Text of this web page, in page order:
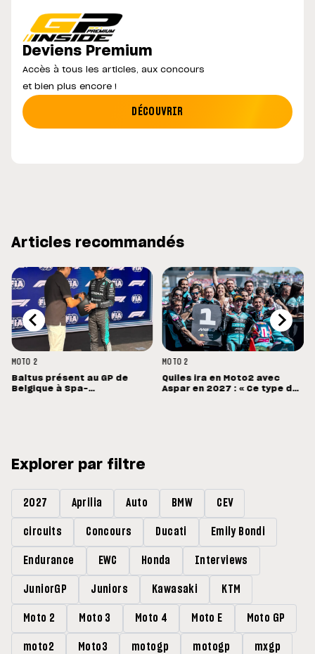
Deviens Premium
Accès à tous les articles, aux concours
et bien plus encore !
DÉCOUVRIR
Articles recommandés
MOTO 2
Baltus présent au GP de
Belgique à Spa-
MOTO 2
Quiles ira en Moto2 avec
Aspar en 2027 : « Ce type de
Explorer par filtre
2027 Aprilia Auto BMW CEV
circuits Concours Ducati Emily Bondi
Endurance EWC Honda Interviews
JuniorGP Juniors Kawasaki KTM
Moto 2 Moto 3 Moto 4 Moto E Moto GP
moto2 Moto3 motogp motogp mxgp